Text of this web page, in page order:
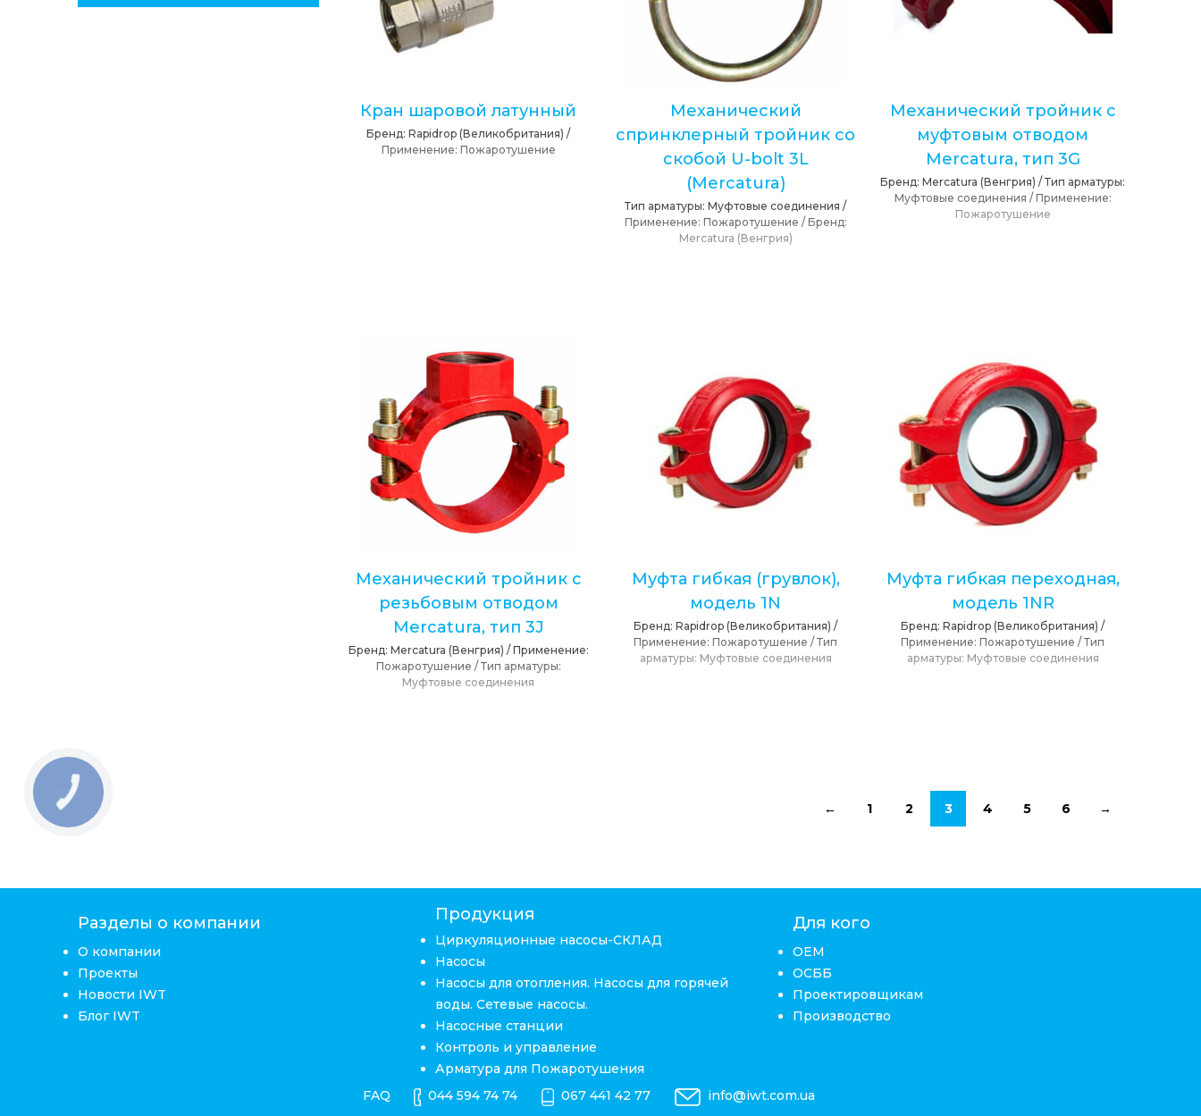
Кран шаровой латунный
Бренд:Rapidrop (Великобритания) /
Применение: Пожаротушение
Механический
спринклерный тройник со
скобой U-bolt 3L
(Mercatura)
Тип арматуры:Муфтовые соединения /
Применение: Пожаротушение / Бренд:
Mercatura (Венгрия)
Механический тройник с
муфтовым отводом
Mercatura, тип 3G
Бренд:Mercatura (Венгрия) /Тип арматуры:
Муфтовые соединения / Применение:
Пожаротушение
Механический тройник с
резьбовым отводом
Mercatura, тип 3J
Бренд: Mercatura (Венгрия) / Применение:
Пожаротушение / Тип арматуры:
Муфтовые соединения
Муфта гибкая (грувлок),
модель 1N
Бренд:Rapidrop (Великобритания) /
Применение:Пожаротушение /Тип
арматуры: Муфтовые соединения
Муфта гибкая переходная,
модель 1NR
Бренд:Rapidrop (Великобритания) /
Применение:Пожаротушение /Тип
арматуры: Муфтовые соединения
← 1 2 3 4 5 6 →
Разделы о компании
О компании
Проекты
Новости IWT
Блог IWT
Продукция
Циркуляционные насосы-СКЛАД
Насосы
Насосы для отопления. Насосы для горячей
воды. Сетевые насосы.
Насосные станции
Контроль и управление
Арматура для Пожаротушения
Для кого
ОЕМ
ОСББ
Проектировщикам
Производство
FAQ 044 594 74 74 067 441 42 77 info@iwt.com.ua